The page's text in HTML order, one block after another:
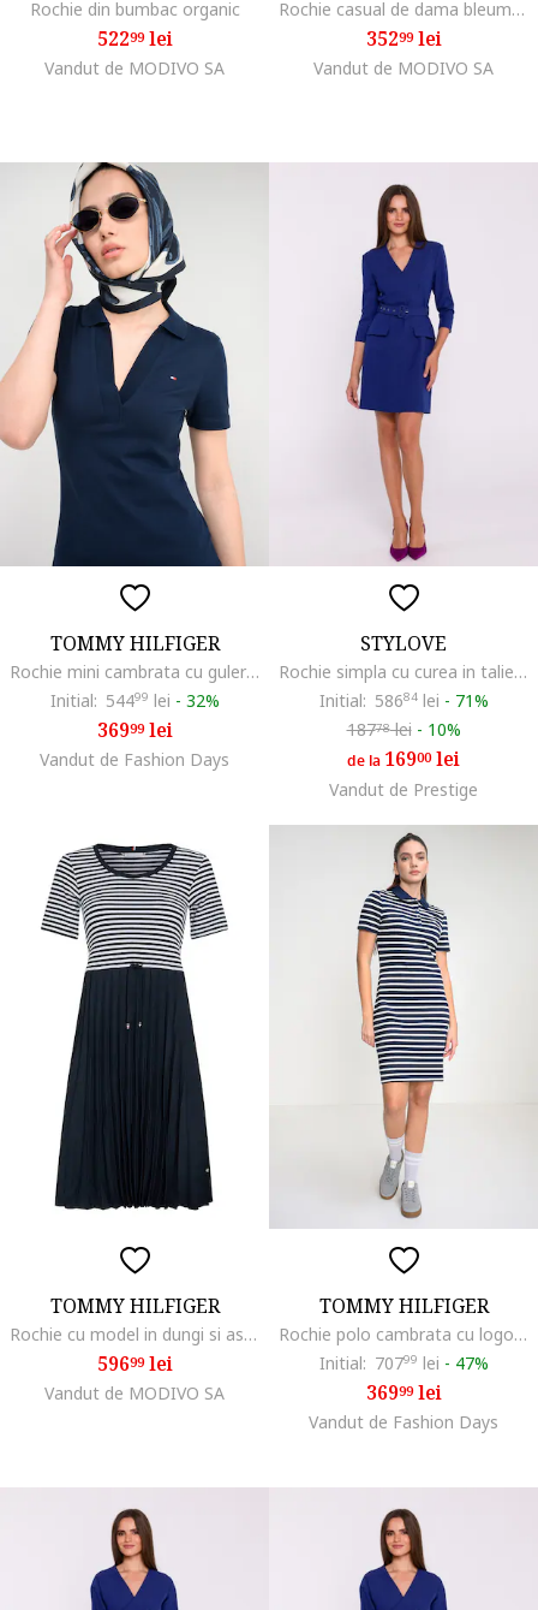
Rochie din bumbac organic
52299lei
Vandut de MODIVO SA
Rochie casual de dama bleumarin,
35299lei
Vandut de MODIVO SA
TOMMY HILFIGER
Rochie mini cambrata cu guler polo, Albastru oceanic
Initial: 54499 lei - 32%
36999lei
Vandut de Fashion Days
STYLOVE
Rochie simpla cu curea in talie, Albastru
Initial: 58684lei - 71%
18778lei - 10%
de la 16900lei
Vandut de Prestige
TOMMY HILFIGER
Rochie cu model in dungi si aspect plisat, Alb/Bleumarin
59699lei
Vandut de MODIVO SA
TOMMY HILFIGER
Rochie polo cambrata cu logo discret, Alb/Bleumarin
Initial: 70799 lei - 47%
36999lei
Vandut de Fashion Days